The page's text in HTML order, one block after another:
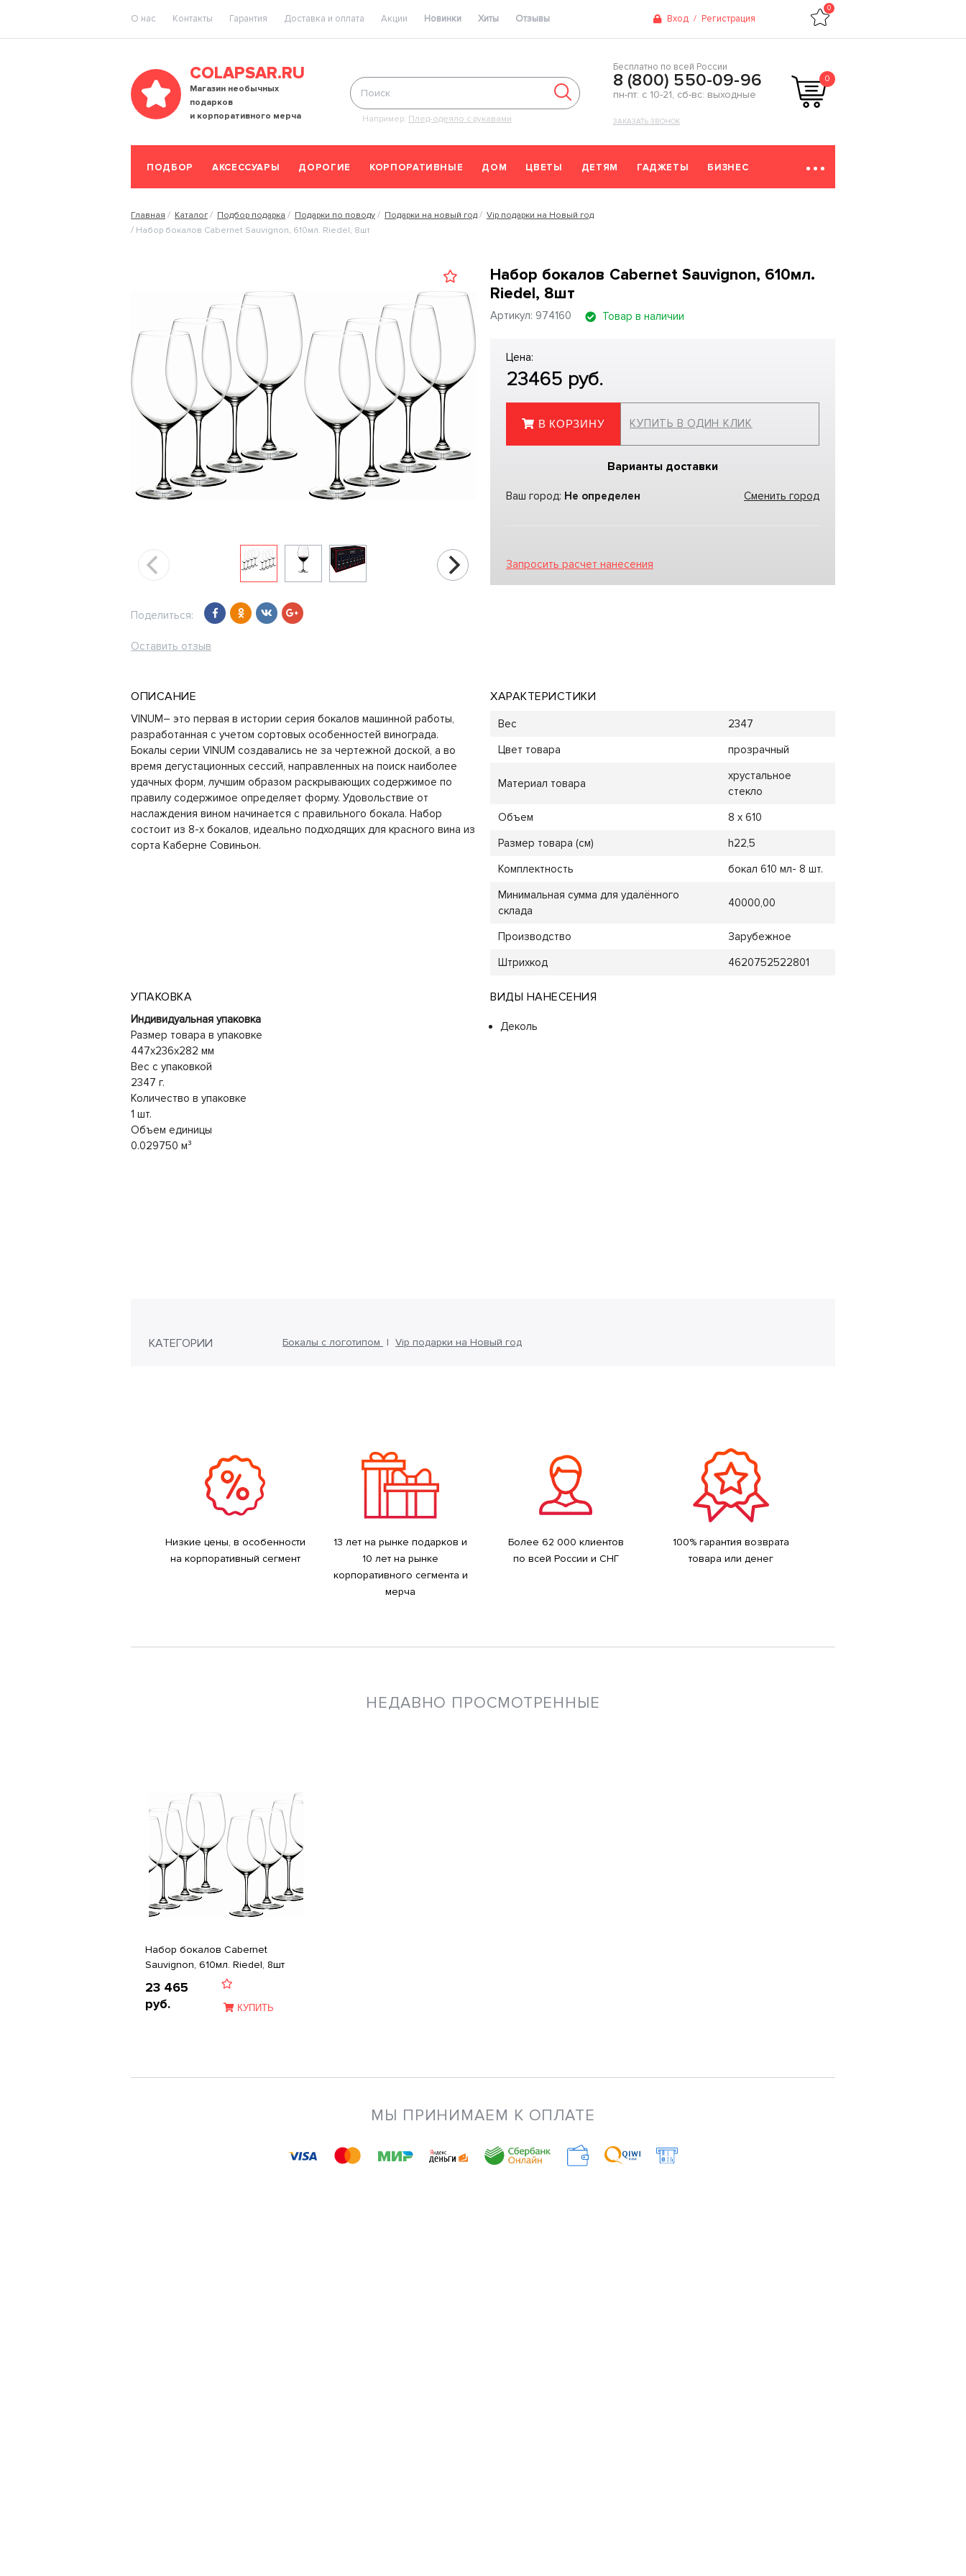
O нас Контакты Гарантия Доставка и оплата Акции Новинки Хиты Отзывы Вход / Регистрация
0
COLAPSAR.RU
Магазин необычных
подарков
и корпоративного мерча
Например: Плед-одеяло с рукавами
Бесплатно по всей России
8 (800) 550-09-96
пн-пт: с 10-21, сб-вс: выходные
ЗАКАЗАТЬ ЗВОНОК
0
ПОДБОР АКСЕССУАРЫ ДОРОГИЕ КОРПОРАТИВНЫЕ ДОМ ЦВЕТЫ ДЕТЯМ ГАДЖЕТЫ БИЗНЕС
Главная Каталог Подбор подарка Подарки по поводу Подарки на новый год
Vip подарки на Новый год
Набор бокалов Cabernet Sauvignon, 610мл. Riedel, 8шт
Поделиться:
Оставить отзыв
Набор бокалов Cabernet Sauvignon, 610мл.
Riedel, 8шт
Артикул: 974160 Товар в наличии
Цена:
23465 руб.
В КОРЗИНУ КУПИТЬ В ОДИН КЛИК
Варианты доставки
Ваш город: Не определен Сменить город
Запросить расчет нанесения
ОПИСАНИЕ
VINUM– это первая в истории серия бокалов машинной работы,
разработанная с учетом сортовых особенностей винограда.
Бокалы серии VINUM создавались не за чертежной доской, а во
время дегустационных сессий, направленных на поиск наиболее
удачных форм, лучшим образом раскрывающих содержимое по
правилу содержимое определяет форму. Удовольствие от
наслаждения вином начинается с правильного бокала. Набор
состоит из 8-х бокалов, идеально подходящих для красного вина из
сорта Каберне Совиньон.
ХАРАКТЕРИСТИКИ
Вес
2347
Цвет товара
прозрачный
Материал товара
хрустальное
стекло
Объем
8 х 610
Размер товара (см)
h22,5
Комплектность
бокал 610 мл- 8 шт.
Минимальная сумма для удалённого
склада
40000,00
Производство
Зарубежное
Штрихкод
4620752522801
УПАКОВКА
Индивидуальная упаковка
Размер товара в упаковке
447x236x282 мм
Вес с упаковкой
2347 г.
Количество в упаковке
1 шт.
Объем единицы
0.029750 м³
ВИДЫ НАНЕСЕНИЯ
Деколь
КАТЕГОРИИ Бокалы с логотипом Vip подарки на Новый год
Низкие цены, в особенности
на корпоративный сегмент
13 лет на рынке подарков и
10 лет на рынке
корпоративного сегмента и
мерча
Более 62 000 клиентов
по всей России и СНГ
100% гарантия возврата
товара или денег
НЕДАВНО ПРОСМОТРЕННЫЕ
Набор бокалов Cabernet
Sauvignon, 610мл. Riedel, 8шт
23 465
руб.
КУПИТЬ
МЫ ПРИНИМАЕМ К ОПЛАТЕ